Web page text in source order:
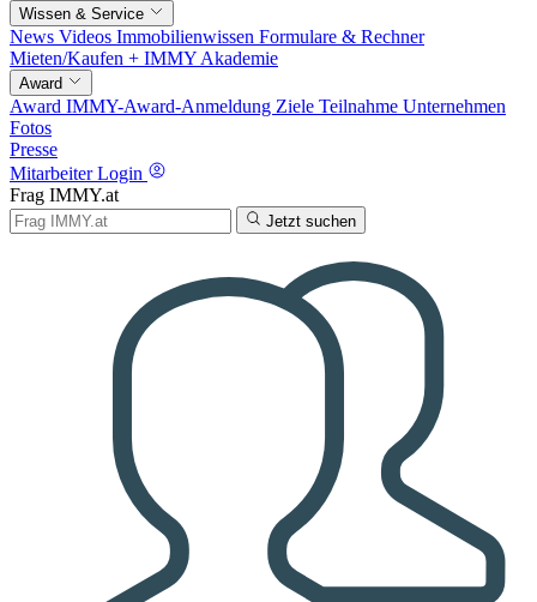
Wissen & Service
News Videos Immobilienwissen Formulare & Rechner
Mieten/Kaufen + IMMY Akademie
Award
Award IMMY-Award-Anmeldung Ziele Teilnahme Unternehmen
Fotos
Presse
Mitarbeiter Login
Frag IMMY.at
Jetzt suchen